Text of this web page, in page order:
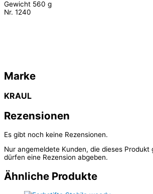
Gewicht 560 g
Nr. 1240
Marke
KRAUL
Rezensionen
Es gibt noch keine Rezensionen.
Nur angemeldete Kunden, die dieses Produkt
dürfen eine Rezension abgeben.
Ähnliche Produkte